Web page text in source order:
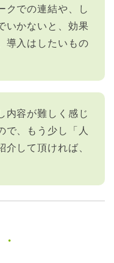
クでの連結や、し
いかないと、効果
導入はしたいもの
内容が難しく感じ
で、もう少し「人
して頂ければ、